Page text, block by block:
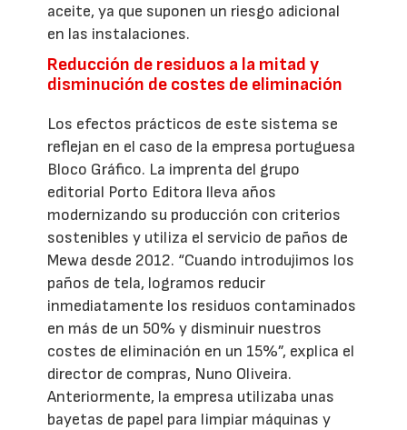
aceite, ya que suponen un riesgo adicional
en las instalaciones.
Reducción de residuos a la mitad y
disminución de costes de eliminación
Los efectos prácticos de este sistema se
reflejan en el caso de la empresa portuguesa
Bloco Gráfico. La imprenta del grupo
editorial Porto Editora lleva años
modernizando su producción con criterios
sostenibles y utiliza el servicio de paños de
Mewa desde 2012. “Cuando introdujimos los
paños de tela, logramos reducir
inmediatamente los residuos contaminados
en más de un 50% y disminuir nuestros
costes de eliminación en un 15%”, explica el
director de compras, Nuno Oliveira.
Anteriormente, la empresa utilizaba unas
bayetas de papel para limpiar máquinas y